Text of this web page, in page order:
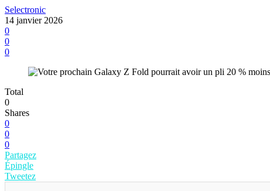
Selectronic
14 janvier 2026
0
0
0
Total
0
Shares
0
0
0
Partagez
Épingle
Tweetez